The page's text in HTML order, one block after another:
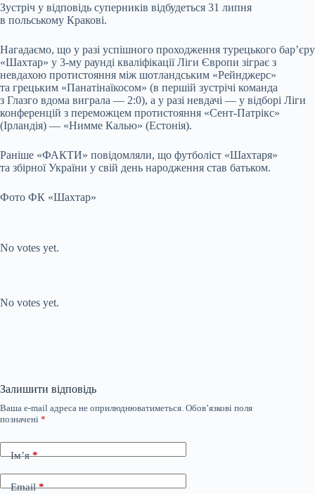
Зустріч у відповідь суперників відбудеться 31 липня
в польському Кракові.
Нагадаємо, що у разі успішного проходження турецького бар’єру
«Шахтар» у 3-му раунді кваліфікації Ліги Європи зіграє з
невдахою протистояння між шотландським «Рейнджерс»
та грецьким «Панатінаїкосом» (в першій зустрічі команда
з Глазго вдома виграла — 2:0), а у разі невдачі — у відборі Ліги
конференцій з переможцем протистояння «Сент-Патрікс»
(Ірландія) — «Нимме Калью» (Естонія).
Раніше «ФАКТИ» повідомляли, що футболіст «Шахтаря»
та збірної України у свій день народження став батьком.
Фото ФК «Шахтар»
No votes yet.
No votes yet.
Залишити відповідь
Ваша e-mail адреса не оприлюднюватиметься. Обов’язкові поля
позначені *
Ім’я*
Email*